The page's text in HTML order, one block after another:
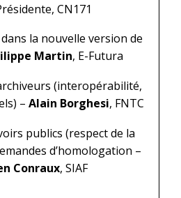
CN171
la nouvelle version de
Martin, E-Futura
(interopérabilité,
– Alain Borghesi, FNTC
publics (respect de la
d’homologation –
Conraux, SIAF